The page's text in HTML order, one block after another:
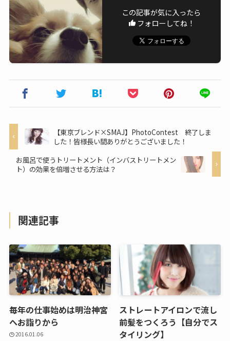
この記事が気に入ったら
フォローしてね！
【東京ブレンド×SMAJ】PhotoContest 終了しま
した！皆様長い間ありがとうございました！
お風呂で使うトリートメント（インバストリートメン
ト）の効果を倍増させる方法は？
関連記事
毎年の仕事始めは明治神宮
へお詣りから
2016.01.06
ストレートアイロンで流し
前髪をつくろう【自分でス
タイリング】